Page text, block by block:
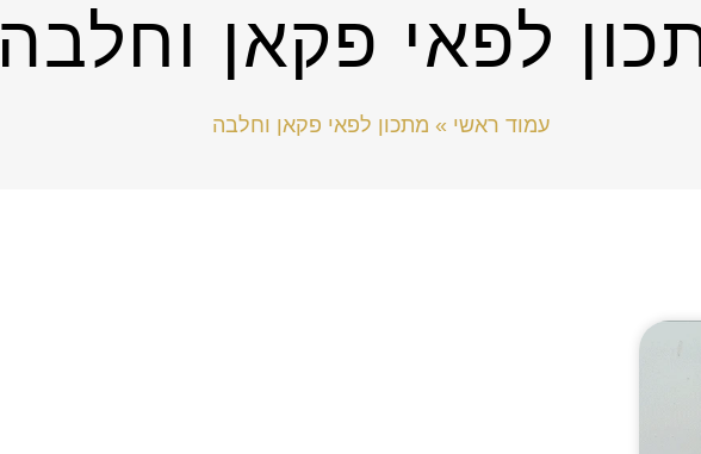
לפאי פקאן וחלבה
עמוד ראשי » מתכון לפאי פקאן וחלבה